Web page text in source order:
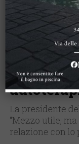
Toscani:
diventi
La presidente
“Mezzo utile,
relazione con lo